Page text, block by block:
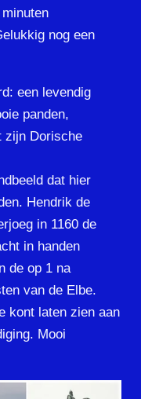
nog een
een levendig
panden,
zijn Dorische
dat hier
Hendrik de
in 1160 de
in handen
de op 1 na
van de Elbe.
kont laten zien aan
Mooi